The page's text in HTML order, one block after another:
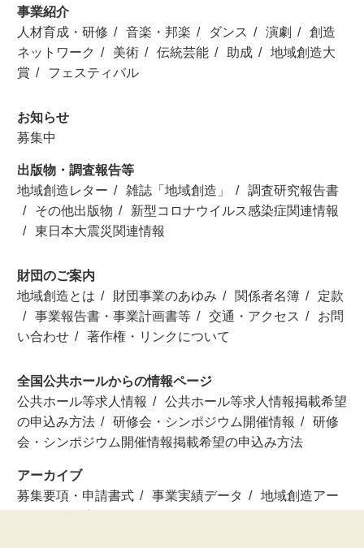
事業紹介
人材育成・研修
音楽・邦楽 ダンス 演劇
創造
ネットワーク
美術 伝統芸能 助成
地域創造大
賞
フェスティバル
お知らせ
募集中
出版物・調査報告等
地域創造レター
雑誌「地域創造」
調査研究報告書
その他出版物
新型コロナウイルス感染症関連情報
東日本大震災関連情報
財団のご案内
地域創造とは
財団事業のあゆみ 関係者名簿
定款
事業報告書・事業計画書等
交通・アクセス
お問
い合わせ
著作権・リンクについて
全国公共ホールからの情報ページ
公共ホール等求人情報
公共ホール等求人情報掲載希望
の申込み方法
研修会・シンポジウム開催情報
研修
会・シンポジウム開催情報掲載希望の申込み方法
アーカイブ
募集要項・申請書式
事業実績データ
地域創造アー